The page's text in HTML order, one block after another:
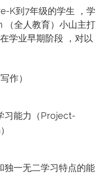
K到7年级的学生 ，学
全人教育）小山主打
学业早期阶段 ，对以
作）
习能力（Project-
独一无二学习特点的能